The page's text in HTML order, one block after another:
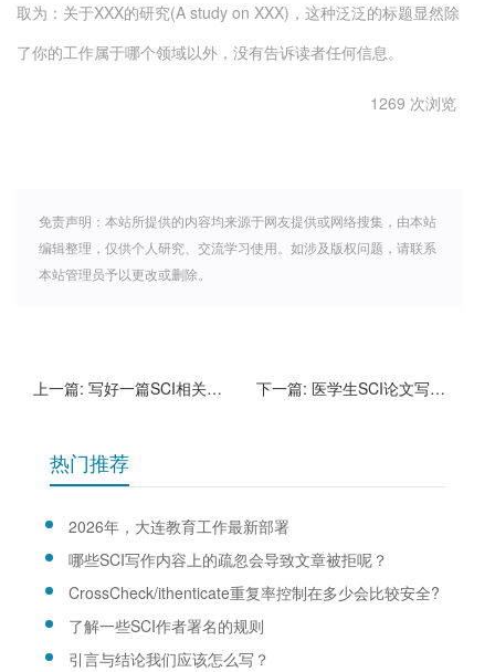
取为：关于XXX的研究(A study on XXX)，这种泛泛的标题显然除
了你的工作属于哪个领域以外，没有告诉读者任何信息。
1269 次浏览
免责声明：本站所提供的内容均来源于网友提供或网络搜集，由本站
编辑整理，仅供个人研究、交流学习使用。如涉及版权问题，请联系
本站管理员予以更改或删除。
上一篇: 写好一篇SCI相关经验 下一篇: 医学生SCI论文写作的建议
热门推荐
2026年，大连教育工作最新部署
哪些SCI写作内容上的疏忽会导致文章被拒呢？
CrossCheck/ithenticate重复率控制在多少会比较安全?
了解一些SCI作者署名的规则
引言与结论我们应该怎么写？